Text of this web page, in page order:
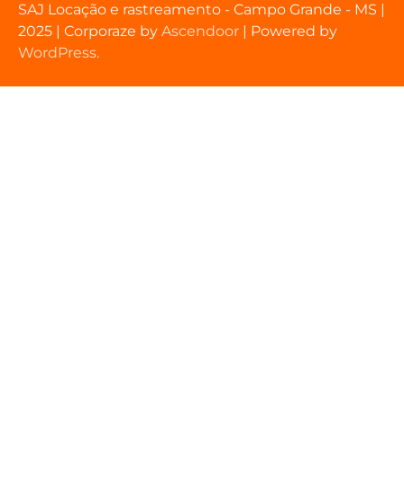
SAJ Locação e rastreamento - Campo Grande - MS |
2025 | Corporaze by Ascendoor | Powered by
WordPress.